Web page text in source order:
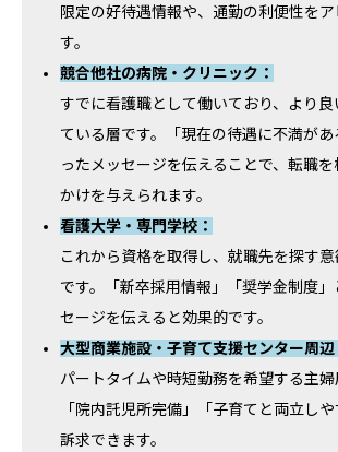
限定の好待遇情報や、通勤の利便性を
す。
競合他社の病院・クリニック：
すでに看護職として働いており、より良
ている層です。「現在の待遇に不満が
ったメッセージを伝えることで、転職を
かけを与えられます。
看護大学・専門学校：
これから資格を取得し、就職先を探す
です。「新卒採用情報」「奨学金制度」
セージを伝えると効果的です。
大型商業施設・子育て支援センター周辺
パートタイムや時短勤務を希望する主婦
「院内託児所完備」「子育てと両立し
訴求できます。